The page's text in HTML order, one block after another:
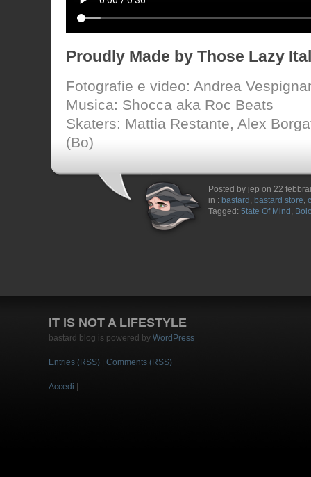
Proudly Made by Those Lazy
Fotografie e video: Andrea
Musica: Shocca aka Roc Beats
Skaters: Mattia Restante, Alex
(Bo)
Posted by jep on 22
in : bastard , bastard store,
Tagged: 5tate Of Mind ,
IT IS NOT A LIFESTYLE
bastard blog is powered by WordPress
Entries (RSS) Comments (RSS)
Accedi